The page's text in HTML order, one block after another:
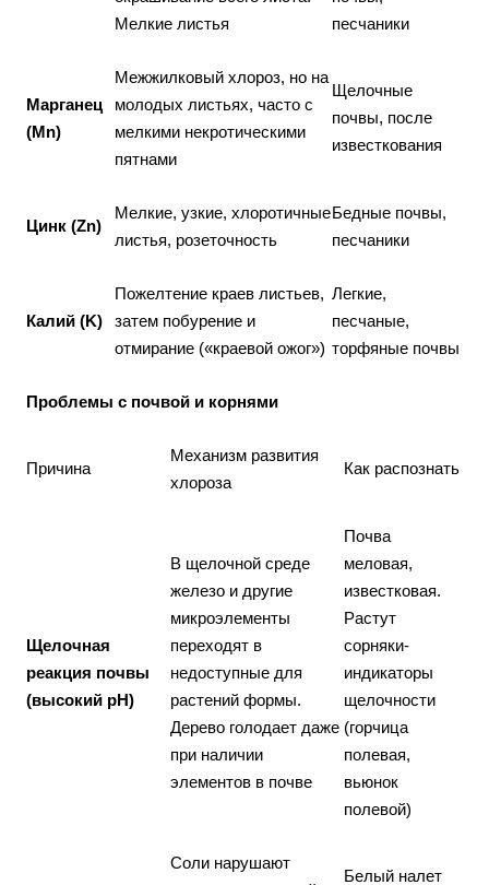
Мелкие листья
песчаники
Марганец
(Mn)
Межжилковый хлороз, но на
молодых листьях, часто с
мелкими некротическими
пятнами
Щелочные
почвы, после
известкования
Цинк (Zn)
Мелкие, узкие, хлоротичные
листья, розеточность
Бедные почвы,
песчаники
Калий (K)
Пожелтение краев листьев,
затем побурение и
отмирание («краевой ожог»)
Легкие,
песчаные,
торфяные почвы
Проблемы с почвой и корнями
Причина
Механизм развития
хлороза
Как распознать
Щелочная
реакция почвы
(высокий pH)
В щелочной среде
железо и другие
микроэлементы
переходят в
недоступные для
растений формы.
Дерево голодает даже
при наличии
элементов в почве
Почва
меловая,
известковая.
Растут
сорняки-
индикаторы
щелочности
(горчица
полевая,
вьюнок
полевой)
Соли нарушают
Белый налет